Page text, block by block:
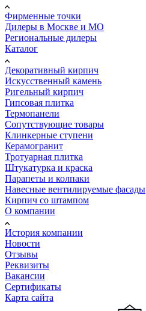
Фирменные точки
Дилеры в Москве и МО
Региональные дилеры
Каталог
Декоративный кирпич
Искусственный камень
Ригельный кирпич
Гипсовая плитка
Термопанели
Сопутствующие товары
Клинкерные ступени
Керамогранит
Тротуарная плитка
Штукатурка и краска
Парапеты и колпаки
Навесные вентилируемые фасады
Кирпич со штампом
О компании
История компании
Новости
Отзывы
Реквизиты
Вакансии
Сертификаты
Карта сайта